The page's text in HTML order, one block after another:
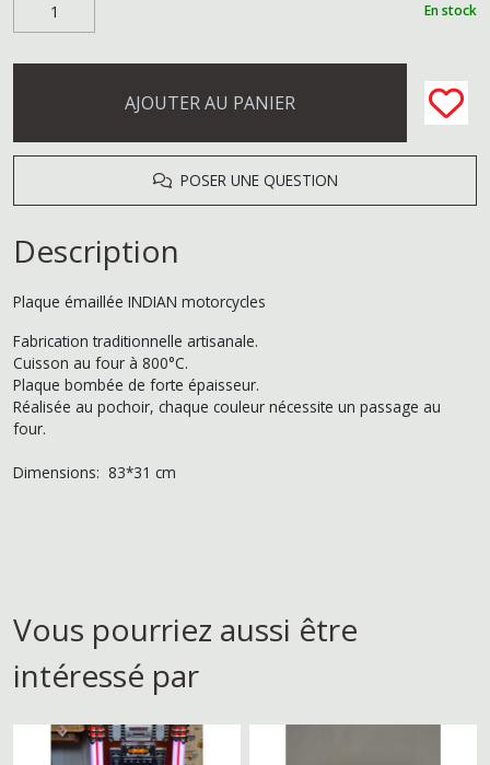
En stock
AJOUTER AU PANIER
POSER UNE QUESTION
Description
Plaque émaillée INDIAN motorcycles
Fabrication traditionnelle artisanale.
Cuisson au four à 800°C.
Plaque bombée de forte épaisseur.
Réalisée au pochoir, chaque couleur nécessite un passage au
four.
Dimensions: 83*31 cm
Vous pourriez aussi être
intéressé par